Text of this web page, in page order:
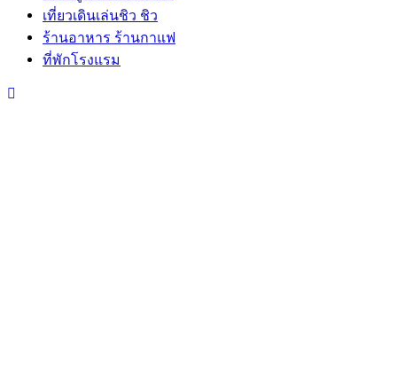
เที่ยวเดินเล่นชิว ชิว
ร้านอาหาร ร้านกาแฟ
ที่พักโรงแรม